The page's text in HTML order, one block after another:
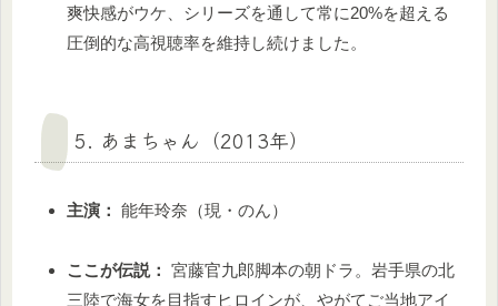
爽快感がウケ、シリーズを通して常に20%を超える
圧倒的な高視聴率を維持し続けました。
5. あまちゃん（2013年）
主演： 能年玲奈（現・のん）
ここが伝説： 宮藤官九郎脚本の朝ドラ。岩手県の北
三陸で海女を目指すヒロインが、やがてご当地アイ